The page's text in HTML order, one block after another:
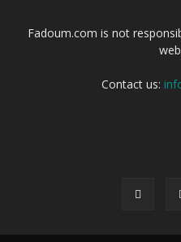
Fadoum.com is not
Contact us: